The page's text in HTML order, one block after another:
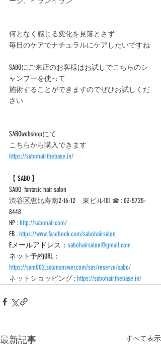
何となく感じる変化を見落とさず﻿
毎日のケアでナチュラルにケアしたいですね
SABOにご来店のお客様はお試しでこちらのシ
ャンプーを使って
施術することができますのでぜひお試しくだ
さい
SABOwebshopにて
こちらから購入できます
https://sabohair.thebase.in/
【 SABO 】
SABO  fantasic hair salon
渋谷区恵比寿南2-16-12　東ビル101 ☎︎ : 03-5725-
8448
HP : http://sabohair.com/
FB : https://www.facebook.com/sabohairsalon
Eメールアドレス： sabohairsalon@gmail.com
ネット予約URL：
https://sam002.salonanswer.com/sas/reserve/sabo/
ネットショッピング : https://sabohair.thebase.in/
最新記事 すべて表示